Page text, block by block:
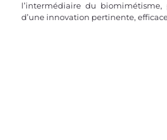
l’intermédiaire du
d’une innovation pertinente,